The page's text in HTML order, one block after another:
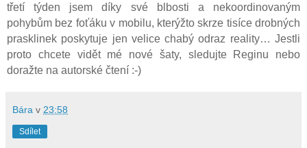
třetí týden jsem díky své blbosti a nekoordinovaným
pohybům bez foťáku v mobilu, kterýžto skrze tisíce drobných
prasklinek poskytuje jen velice chabý odraz reality… Jestli
proto chcete vidět mé nové šaty, sledujte Reginu nebo
doražte na autorské čtení :-)
Bára v 23:58
Sdílet